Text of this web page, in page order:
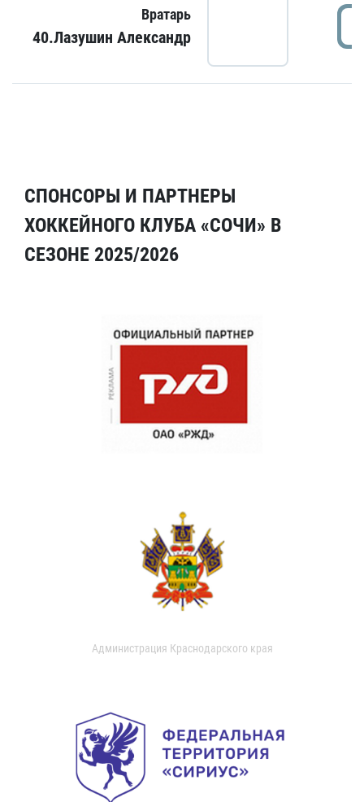
Вратарь
40.Лазушин Александр
СПОНСОРЫ И ПАРТНЕРЫ
ХОККЕЙНОГО КЛУБА «СОЧИ» В
СЕЗОНЕ 2025/2026
Администрация Краснодарского края